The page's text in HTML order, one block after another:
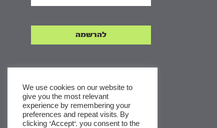
We use cookies on our website to
give you the most relevant
experience by remembering your
preferences and repeat visits. By
clicking “Accept”, you consent to the
x